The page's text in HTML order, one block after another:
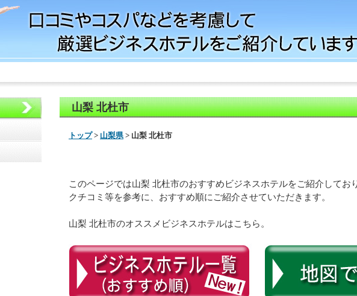
山梨 北杜市
トップ> 山梨県> 山梨 北杜市
このページでは山梨 北杜市のおすすめビジネスホテルをご紹介してお
クチコミ等を参考に、おすすめ順にご紹介させていただきます。
山梨 北杜市のオススメビジネスホテルはこちら。